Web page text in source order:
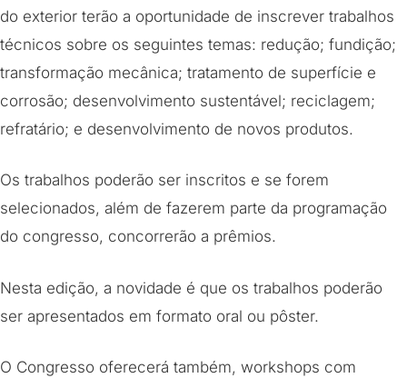
do exterior terão a oportunidade de inscrever trabalhos
técnicos sobre os seguintes temas: redução; fundição;
transformação mecânica; tratamento de superfície e
corrosão; desenvolvimento sustentável; reciclagem;
refratário; e desenvolvimento de novos produtos.
Os trabalhos poderão ser inscritos e se forem
selecionados, além de fazerem parte da programação
do congresso, concorrerão a prêmios.
Nesta edição, a novidade é que os trabalhos poderão
ser apresentados em formato oral ou pôster.
O Congresso oferecerá também, workshops com